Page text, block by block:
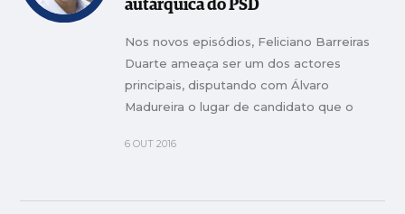
autárquica do PSD
Nos novos episódios, Feliciano Barreiras
Duarte ameaça ser um dos actores
principais, disputando com Álvaro
Madureira o lugar de candidato que o
preparar há vários meses.
6 OUT 2016